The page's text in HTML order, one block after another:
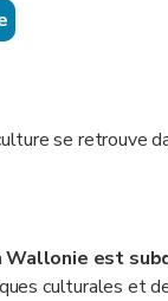
se retrouve
Wallonie est
culturales et